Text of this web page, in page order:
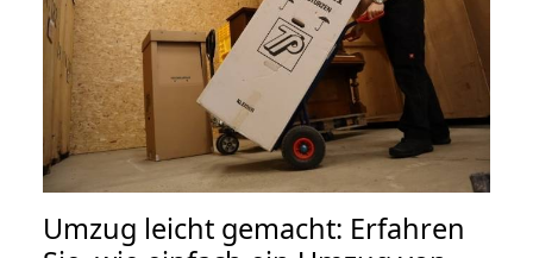
Umzug leicht gemacht: Erfahren